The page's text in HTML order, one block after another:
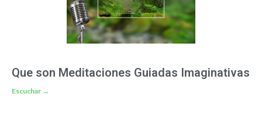
Que son Meditaciones Guiadas Imaginativas
Escuchar →